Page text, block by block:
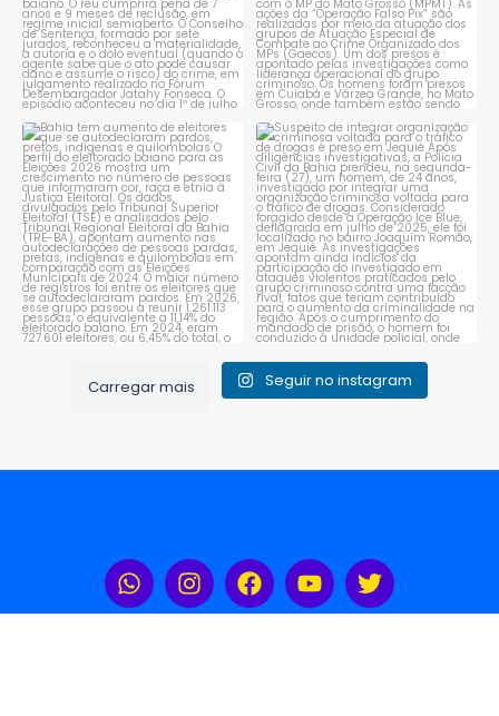
Bahia tem aumento de eleitores
que se autodeclaram...
1 0
Suspeito de integrar
organização criminosa
voltada...
1 0
Carregar mais Seguir no instagram